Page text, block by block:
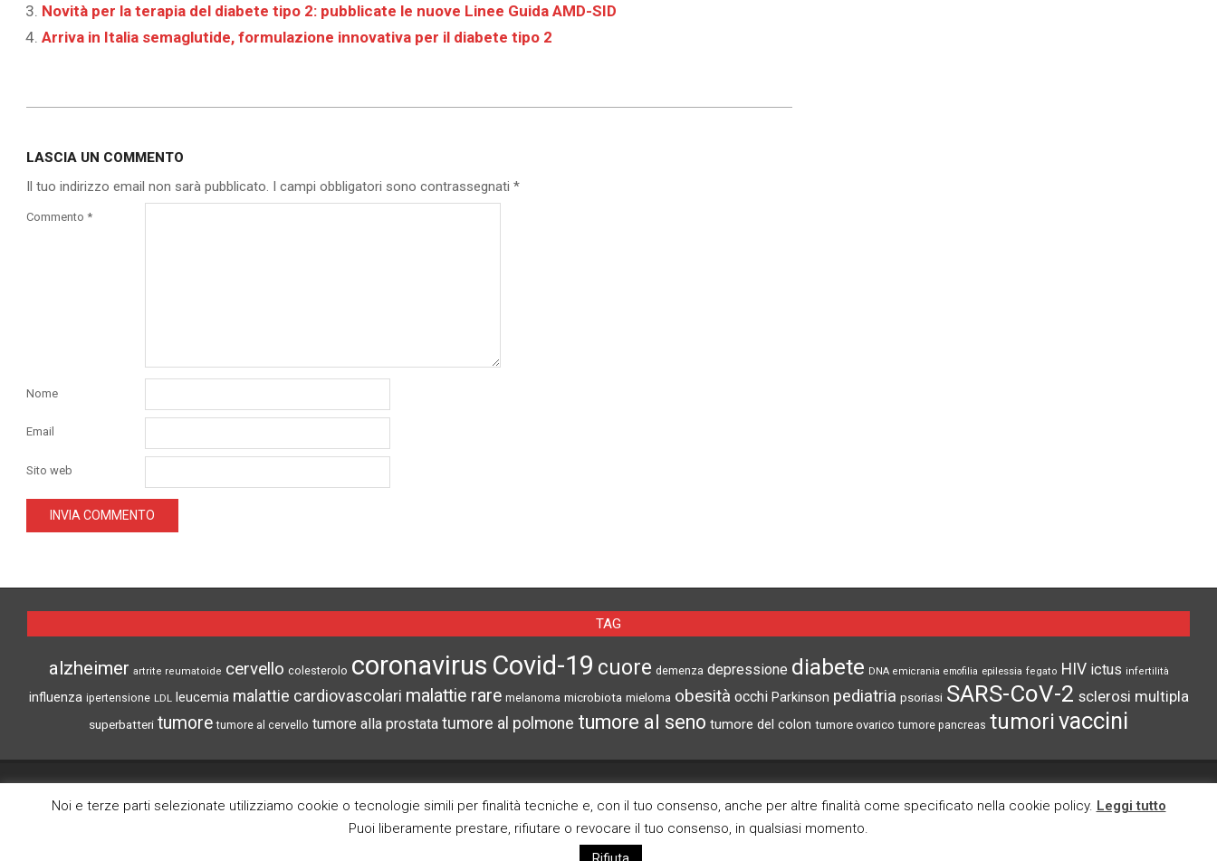
Novità per la terapia del diabete tipo 2: pubblicate le nuove Linee Guida AMD-SID
Arriva in Italia semaglutide, formulazione innovativa per il diabete tipo 2
06
LASCIA UN COMMENTO
Il tuo indirizzo email non sarà pubblicato. I campi obbligatori sono contrassegnati *
Commento *
Nome
Email
Sito web
TAG
alzheimer artrite reumatoide cervello colesterolo coronavirus Covid-19 cuore demenza depressione diabete DNA emicrania emofilia epilessia fegato HIV ictus infertilità
influenza ipertensione LDL leucemia malattie cardiovascolari malattie rare melanoma microbiota mieloma obesità occhi Parkinson pediatria psoriasi SARS-CoV-2 sclerosi multipla
superbatteri tumore tumore al cervello tumore alla prostata tumore al polmone tumore al seno tumore del colon tumore ovarico tumore pancreas tumorivaccini
CRONACHE DI SCIENZA CERCA NEL SITO ARCHIVI
Archivi
CI TROVI ANCHE SU
Noi e terze parti selezionate utilizziamo cookie o tecnologie simili per finalità tecniche e, con il tuo consenso, anche per altre finalità come specificato nella cookie policy. Leggi tutto
Puoi liberamente prestare, rifiutare o revocare il tuo consenso, in qualsiasi momento.